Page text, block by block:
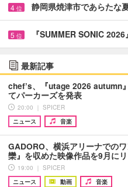
4 位 静岡県焼津市であらたな
5 位 『SUMMER SONIC
最新記事
chef’s、『utage 2026 autumn
てパーカーズを発表
20:00 ｜ SPICER
ニュース
音楽
GADORO、横浜アリーナでの
欒』を収めた映像作品を9月
19:00 ｜ SPICER
ニュース
動画 音楽